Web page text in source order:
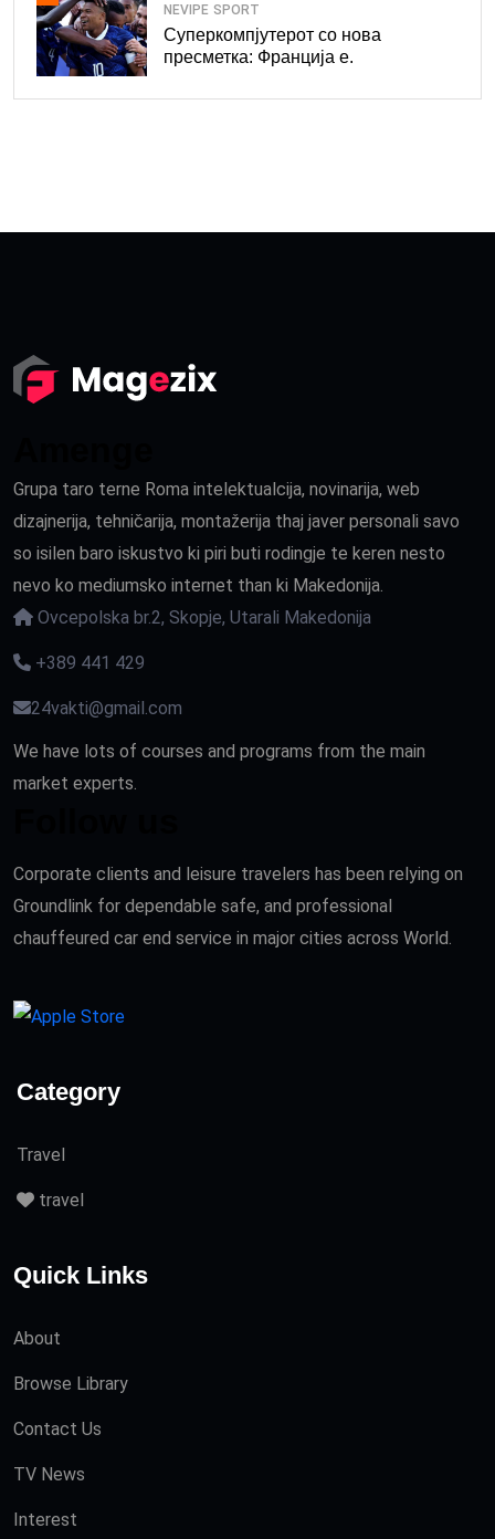
NEVIPE SPORT
Суперкомпјутерот со нова
пресметка: Франција е.
Grupa taro terne Roma intelektualcija, novinarija, web
dizajnerija, tehničarija, montažerija thaj javer personali savo
so isilen baro iskustvo ki piri buti rodingje te keren nesto
nevo ko mediumsko internet than ki Makedonija.
Ovcepolska br.2, Skopje, Utarali Makedonija
+389 441 429
24vakti@gmail.com
We have lots of courses and programs from the main
market experts.
Corporate clients and leisure travelers has been relying on
Groundlink for dependable safe, and professional
chauffeured car end service in major cities across World.
Category
Travel
travel
Quick Links
About
Browse Library
Contact Us
TV News
Interest